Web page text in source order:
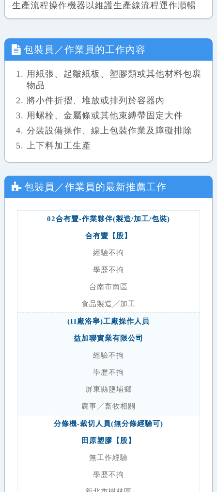
生產流程操作機器以維護生產線流程運作順暢
包裝員／作業員 的工作內容
用紙張、起皺紙板、塑膠類或其他材料包裹
物品
將小件折摺、堆放或排列於容器內
用螺栓、金屬條或其他束縛帶固定大件
分裝設備操作、線上包裝作業及障礙排除
上下料加工生產
包裝員／作業員 的最新推薦工作
02合有豐-作業夥伴(製造/加工/包裝)
合有豐【股】
經驗不拘
學歷不拘
台南市南區
食品製造╱加工
(II廠洛寧)工廠操作人員
益加聯實業有限公司
經驗不拘
學歷不拘
屏東縣鹽埔鄉
農事╱畜牧相關
分條機-裁切人員(無分條經驗可)
田原塑膠【股】
無工作經驗
學歷不拘